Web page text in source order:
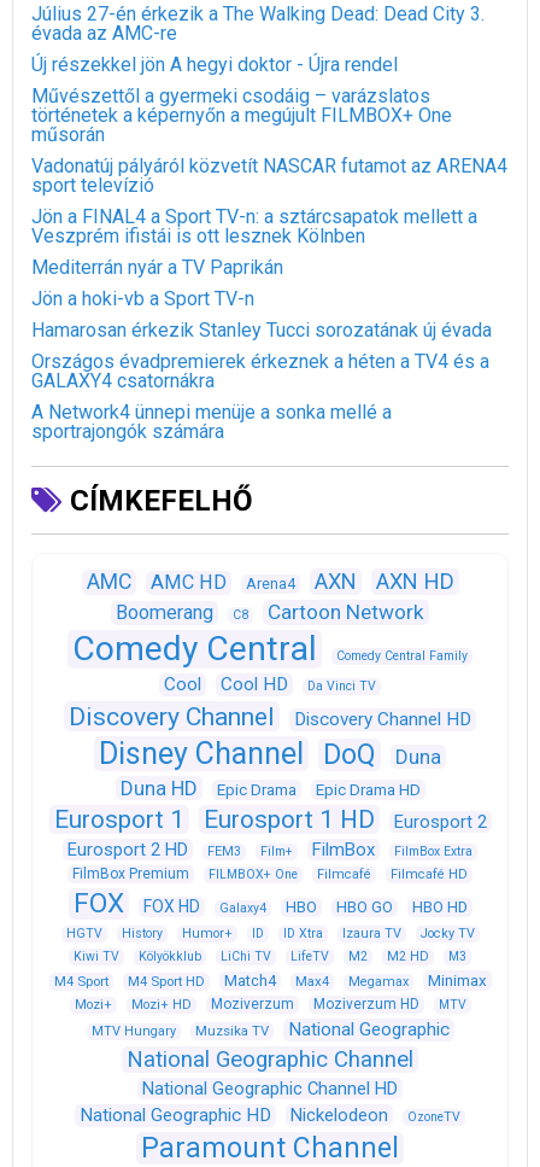
Július 27-én érkezik a The Walking Dead: Dead City 3.
évada az AMC-re
Új részekkel jön A hegyi doktor - Újra rendel
Művészettől a gyermeki csodáig – varázslatos
történetek a képernyőn a megújult FILMBOX+ One
műsorán
Vadonatúj pályáról közvetít NASCAR futamot az ARENA4
sport televízió
Jön a FINAL4 a Sport TV-n: a sztárcsapatok mellett a
Veszprém ifistái is ott lesznek Kölnben
Mediterrán nyár a TV Paprikán
Jön a hoki-vb a Sport TV-n
Hamarosan érkezik Stanley Tucci sorozatának új évada
Országos évadpremierek érkeznek a héten a TV4 és a
GALAXY4 csatornákra
A Network4 ünnepi menüje a sonka mellé a
sportrajongók számára
CÍMKEFELHŐ
AMC AMC HD Arena4 AXN AXN HD
Boomerang C8 Cartoon Network
Comedy Central Comedy Central Family
Cool Cool HD Da Vinci TV
Discovery Channel Discovery Channel HD
Disney Channel DoQ
Duna
Duna HD
Epic Drama Epic Drama HD
Eurosport 1 Eurosport 1 HD
Eurosport 2
Eurosport 2 HD
FEM3 Film+ FilmBox FilmBox Extra
FilmBox Premium FILMBOX+ One Filmcafé Filmcafé HD
FOX FOX HD Galaxy4 HBO HBO GO HBO HD
HGTV History Humor+ ID ID Xtra Izaura TV
Jocky TV
Kiwi TV
Kölyökklub LiChi TV LifeTV M2 M2 HD M3
M4 Sport M4 Sport HD Match4 Max4 Megamax Minimax
Mozi+ Mozi+ HD Moziverzum Moziverzum HD
MTV
MTV Hungary
Muzsika TV National Geographic
National Geographic Channel
National Geographic Channel HD
National Geographic HD
Nickelodeon OzoneTV
Paramount Channel